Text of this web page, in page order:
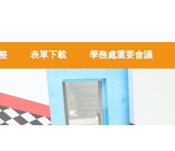
表單下載 學務處重要會議